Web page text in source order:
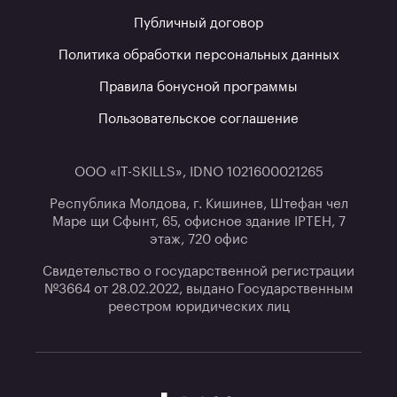
Публичный договор
Политика обработки персональных данных
Правила бонусной программы
Пользовательское соглашение
ООО «IT-SKILLS», IDNO 1021600021265
Республика Молдова, г. Кишинев, Штефан чел
Маре щи Сфынт, 65, офисное здание IPTEH, 7
этаж, 720 офис
Свидетельство о государственной регистрации
№3664 от 28.02.2022, выдано Государственным
реестром юридических лиц